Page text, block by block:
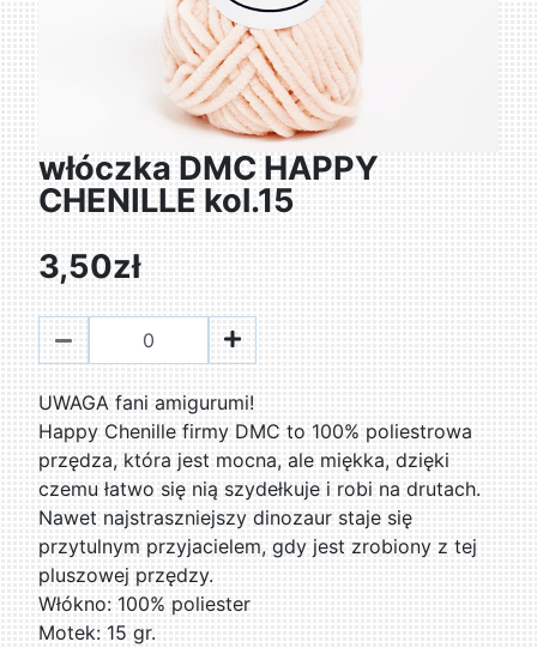
włóczka DMC HAPPY
CHENILLE kol.15
3,50zł
UWAGA fani amigurumi!
Happy Chenille firmy DMC to 100% poliestrowa
przędza, która jest mocna, ale miękka, dzięki
czemu łatwo się nią szydełkuje i robi na drutach.
Nawet najstraszniejszy dinozaur staje się
przytulnym przyjacielem, gdy jest zrobiony z tej
pluszowej przędzy.
Włókno: 100% poliester
Motek: 15 gr.